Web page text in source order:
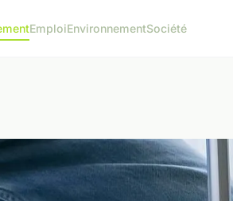
EmploiEnvironnementSociété